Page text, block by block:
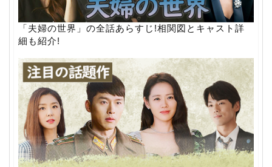
「夫婦の世界」の全話あらすじ!相関図とキャスト詳
細も紹介!